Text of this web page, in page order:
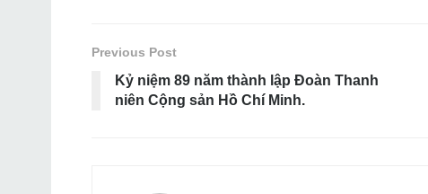
Previous Post
Kỷ niệm 89 năm thành lập Đoàn Thanh
niên Cộng sản Hồ Chí Minh.